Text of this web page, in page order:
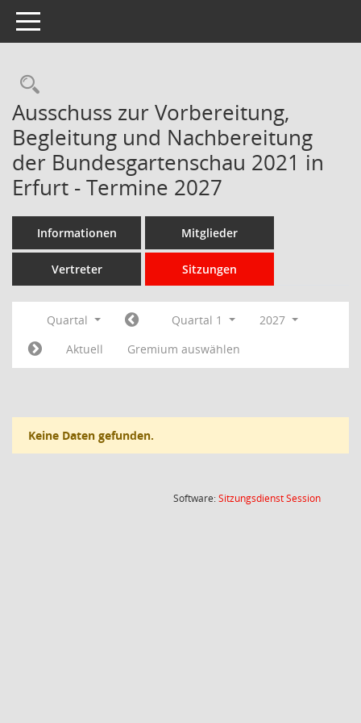
Toggle navigation
Rechercheauswahl
Ausschuss zur Vorbereitung,
Begleitung und Nachbereitung
der Bundesgartenschau 2021 in
Erfurt - Termine 2027
Informationen Mitglieder
Vertreter Sitzungen
Quartal Quartal 1
2027
Aktuell
Gremium auswählen
Keine Daten gefunden.
Software:SitzungsdienstSession(Wird in